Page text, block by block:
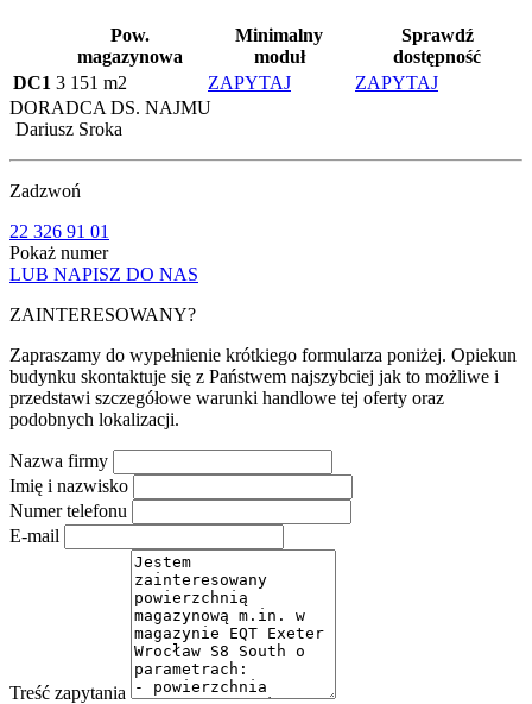
Pow.
magazynowa
Minimalny
moduł
Sprawdź
dostępność
DC1 3 151 m2 ZAPYTAJ
ZAPYTAJ
DORADCA DS. NAJMU
Dariusz Sroka
Zadzwoń
22 326 91 01
Pokaż numer
LUB NAPISZ DO NAS
ZAINTERESOWANY?
Zapraszamy do wypełnienie krótkiego formularza poniżej. Opiekun
budynku skontaktuje się z Państwem najszybciej jak to możliwe i
przedstawi szczegółowe warunki handlowe tej oferty oraz
podobnych lokalizacji.
Nazwa firmy
Imię i nazwisko
Numer telefonu
E-mail
Treść zapytania